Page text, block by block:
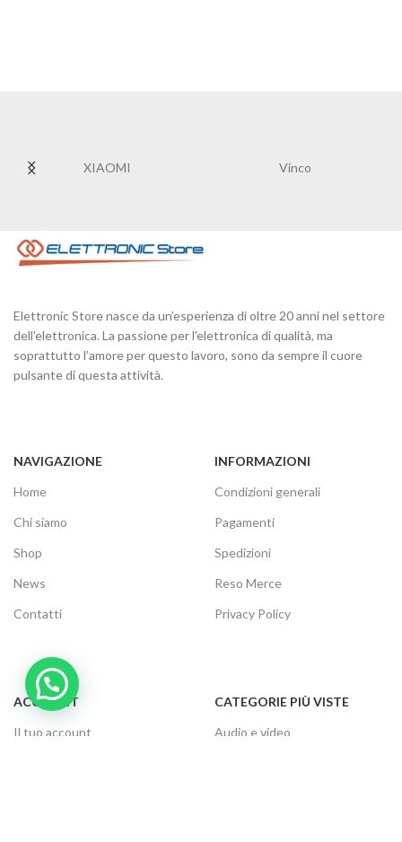
XIAOMI Vinco
Elettronic Store nasce da un’esperienza di oltre 20 anni nel settore
dell'elettronica. La passione per l'elettronica di qualità, ma
soprattutto l’amore per questo lavoro, sono da sempre il cuore
pulsante di questa attività.
NAVIGAZIONE
Home
Chi siamo
Shop
News
Contatti
INFORMAZIONI
Condizioni generali
Pagamenti
Spedizioni
Reso Merce
Privacy Policy
ACCOUNT
Il tuo account
CATEGORIE PIÙ VISTE
Audio e video